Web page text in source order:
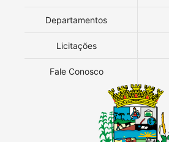
Departamentos
Licitações
Fale Conosco